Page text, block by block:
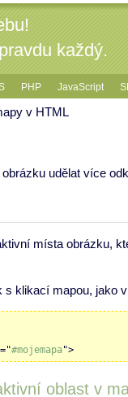
každý.
PHP JavaScript
v HTML
udělat více
místa obrázku,
klikací mapou, jako
#mojemapa">
oblast v